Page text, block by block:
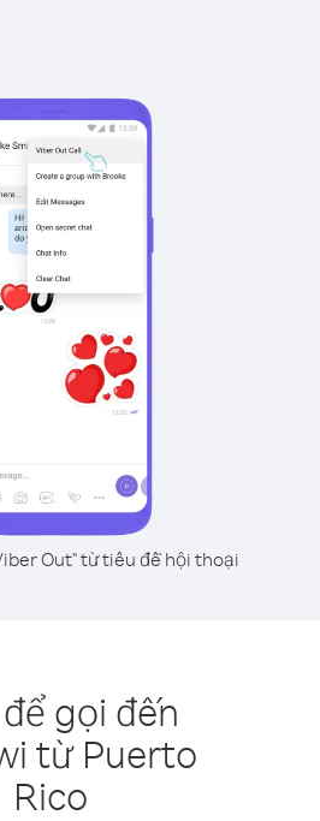
Out" từ tiêu đề hội thoại
gọi đến
từ Puerto
Rico